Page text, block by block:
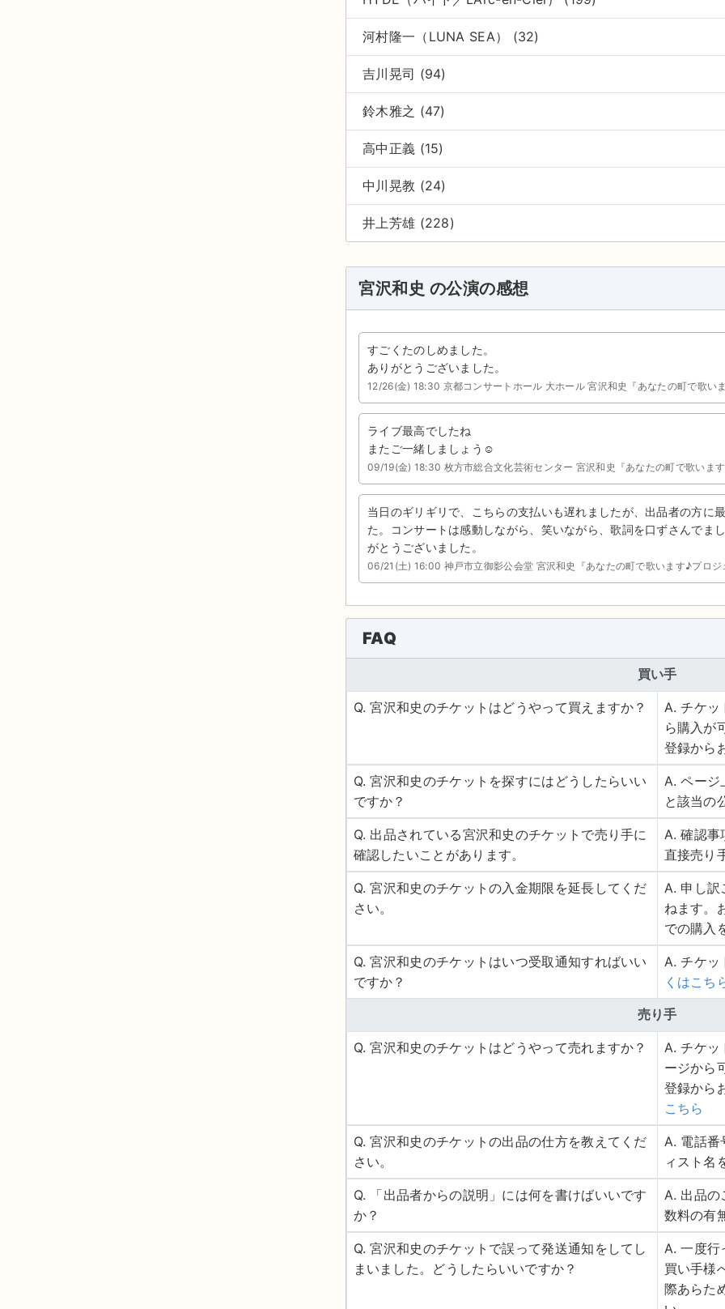
河村隆一（LUNA SEA） (32)
吉川晃司 (94)
鈴木雅之 (47)
高中正義 (15)
中川晃教 (24)
井上芳雄 (228)
宮沢和史 の公演の感想
すごくたのしめました。
ありがとうございました。
12/26(金) 18:30 京都コンサートホール 大ホール 宮沢和史『あなたの町で歌い
ライブ最高でしたね
またご一緒しましょう☺️
09/19(金) 18:30 枚方市総合文化芸術センター 宮沢和史『あなたの町で歌います
当日のギリギリで、こちらの支払いも遅れましたが、出品者の方に
た。コンサートは感動しながら、笑いながら、歌詞を口ずさんでま
がとうございました。
06/21(土) 16:00 神戸市立御影公会堂 宮沢和史『あなたの町で歌います♪プロジ
FAQ
買い手
Q. 宮沢和史のチケットはどうやって買えますか？
A. チケッ
ら購入が
登録から
Q. 宮沢和史のチケットを探すにはどうしたらいい
ですか？
A. ページ
と該当の
Q. 出品されている宮沢和史のチケットで売り手に
確認したいことがあります。
A. 確認事
直接売り
Q. 宮沢和史のチケットの入金期限を延長してくだ
さい。
A. 申し訳
ねます。
での購入
Q. 宮沢和史のチケットはいつ受取通知すればいい
ですか？
A. チケッ
くはこち
売り手
Q. 宮沢和史のチケットはどうやって売れますか？
A. チケッ
ージから
登録から
こちら
Q. 宮沢和史のチケットの出品の仕方を教えてくだ
さい。
A. 電話番
ィスト名
Q. 「出品者からの説明」には何を書けばいいです
か？
A. 出品の
数料の有
Q. 宮沢和史のチケットで誤って発送通知をしてし
まいました。どうしたらいいですか？
A. 一度行
買い手様
際あらた